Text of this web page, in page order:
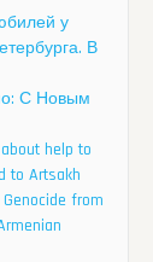
у
В
С Новым
help to
to Artsakh
from